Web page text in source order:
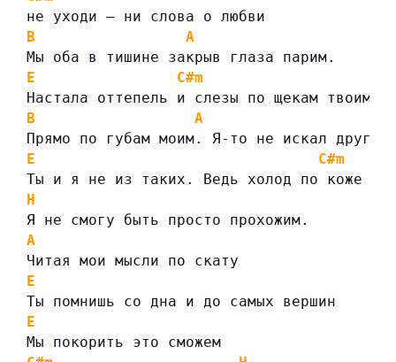
не уходи — ни слова о любви
B
A
Мы оба в тишине закрыв глаза парим.
E
C#m
Настала оттепель и слезы по щекам твоим
B
A
Прямо по губам моим. Я-то не искал других
E
C#m
Ты и я не из таких. Ведь холод по коже от
H
Я не смогу быть просто прохожим.
A
Читая мои мысли по скату
E
Ты помнишь со дна и до самых вершин
E
Мы покорить это сможем